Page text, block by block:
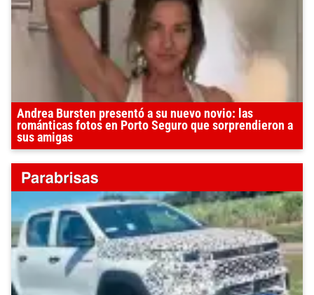
Andrea Bursten presentó a su nuevo novio: las
románticas fotos en Porto Seguro que sorprendieron a
sus amigas